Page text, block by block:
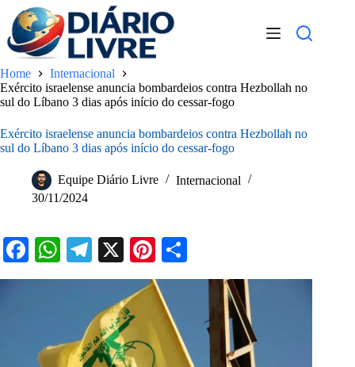
para
conteúdo
Home
Internacional
Exército israelense anuncia bombardeios contra Hezbollah no
sul do Líbano 3 dias após início do cessar-fogo
Exército israelense anuncia bombardeios contra Hezbollah no
sul do Líbano 3 dias após início do cessar-fogo
Equipe Diário Livre
Internacional
30/11/2024
Fa
ce
W
ha
pp
Te
le
gr
a
m
X
Pi
nt
er
es
t
ha